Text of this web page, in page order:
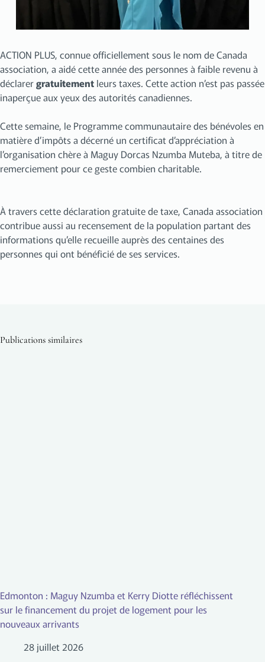
ACTION PLUS, connue officiellement sous le nom de Canada
association, a aidé cette année des personnes à faible revenu à
déclarergratuitement leurs taxes. Cette action n’est pas passée
inaperçue aux yeux des autorités canadiennes.
Cette semaine, le Programme communautaire des bénévoles en
matière d’impôts a décerné un certificat d’appréciation à
l’organisation chère à Maguy Dorcas Nzumba Muteba, à titre de
remerciement pour ce geste combien charitable.
À travers cette déclaration gratuite de taxe, Canada association
contribue aussi au recensement de la population partant des
informations qu’elle recueille auprès des centaines des
personnes qui ont bénéficié de ses services.
Publications similaires
Edmonton : Maguy Nzumba et Kerry Diotte réfléchissent
sur le financement du projet de logement pour les
nouveaux arrivants
28 juillet 2026